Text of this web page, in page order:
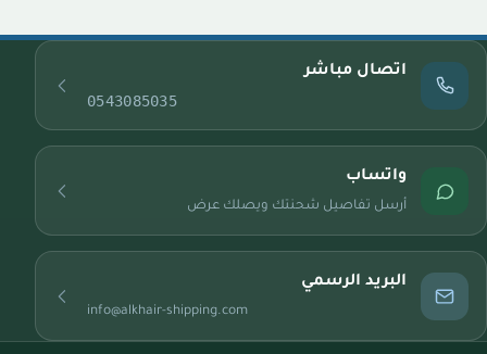
اتصال مباشر
0543085035
واتساب
أرسل تفاصيل شحنتك ويصلك عرض
البريد الرسمي
info@alkhair-shipping.com